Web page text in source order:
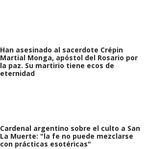
Han asesinado al sacerdote Crépin
Martial Monga, apóstol del Rosario por
la paz. Su martirio tiene ecos de
eternidad
Cardenal argentino sobre el culto a San
La Muerte: "la fe no puede mezclarse
con prácticas esotéricas"